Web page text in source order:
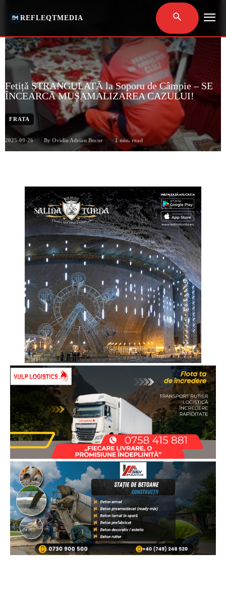
REFLEQTMEDIA
Fetiță ȘTRANGULATĂ la Soporu de Câmpie – SE
ÎNCEARCĂ MUȘAMALIZAREA CAZULUI!
FRATA
2025-09-26 By Ovidiu Adrian Bucur 1min. read